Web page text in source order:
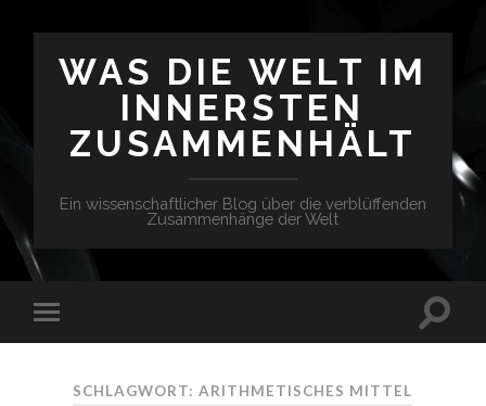
WAS DIE WELT IM
INNERSTEN
ZUSAMMENHÄLT
Ein wissenschaftlicher Blog über die verblüffenden
Zusammenhänge der Welt
SCHLAGWORT: ARITHMETISCHES MITTEL